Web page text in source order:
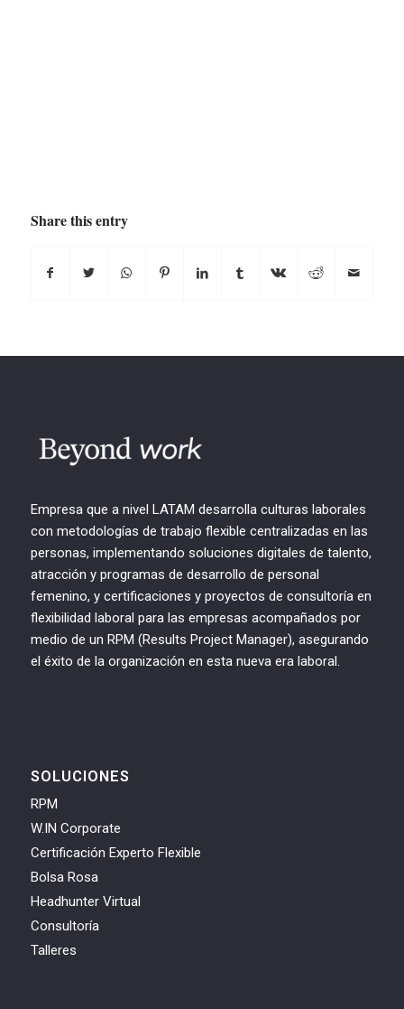
Share this entry
Empresa que a nivel LATAM desarrolla culturas laborales
con metodologías de trabajo flexible centralizadas en las
personas, implementando soluciones digitales de talento,
atracción y programas de desarrollo de personal
femenino, y certificaciones y proyectos de consultoría en
flexibilidad laboral para las empresas acompañados por
medio de un RPM (Results Project Manager), asegurando
el éxito de la organización en esta nueva era laboral.
SOLUCIONES
RPM
W.IN Corporate
Certificación Experto Flexible
Bolsa Rosa
Headhunter Virtual
Consultoría
Talleres